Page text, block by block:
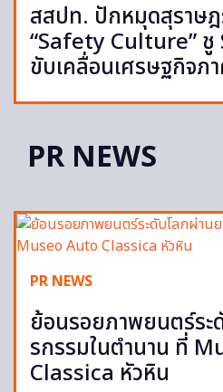
สสปท. ปักหมุดสุราษ
“Safety Culture”
ขับเคลื่อนเศรษฐกิจภ
PR NEWS
PR NEWS
ย้อนรอยภาพยนตร์ร
รกรรมในตำนาน ที่
Classica หัวหิน